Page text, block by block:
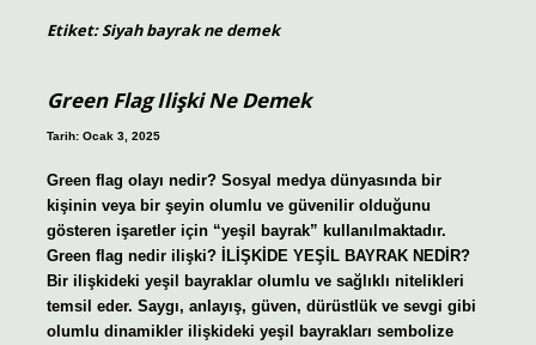
Etiket:Siyah bayrak ne demek
Green Flag Ilişki Ne Demek
Tarih: Ocak 3, 2025
Green flag olayı nedir? Sosyal medya dünyasında bir
kişinin veya bir şeyin olumlu ve güvenilir olduğunu
gösteren işaretler için “yeşil bayrak” kullanılmaktadır.
Green flag nedir ilişki? İLİŞKİDE YEŞİL BAYRAK NEDİR?
Bir ilişkideki yeşil bayraklar olumlu ve sağlıklı nitelikleri
temsil eder. Saygı, anlayış, güven, dürüstlük ve sevgi gibi
olumlu dinamikler ilişkideki yeşil bayrakları sembolize